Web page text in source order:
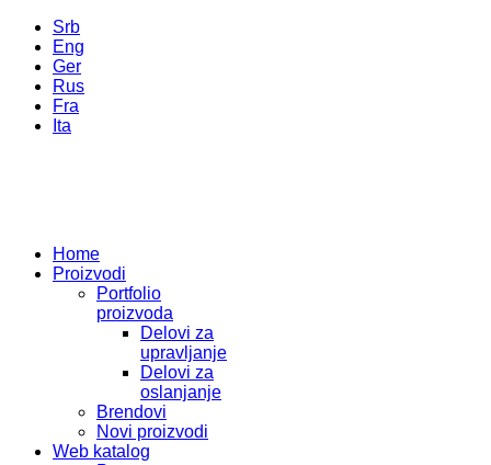
Srb
Eng
Ger
Rus
Fra
Ita
Home
Proizvodi
Portfolio
proizvoda
Delovi za
upravljanje
Delovi za
oslanjanje
Brendovi
Novi proizvodi
Web katalog